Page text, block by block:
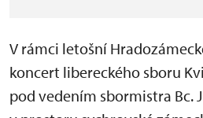
V rámci letošní
koncert libereckého sboru
pod vedením sbormistra Bc.